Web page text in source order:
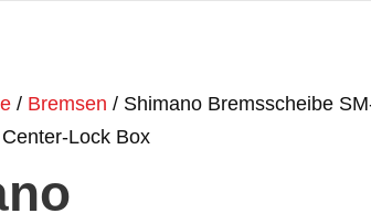
/ Bremsen / Shimano Bremsscheibe
Lock Box